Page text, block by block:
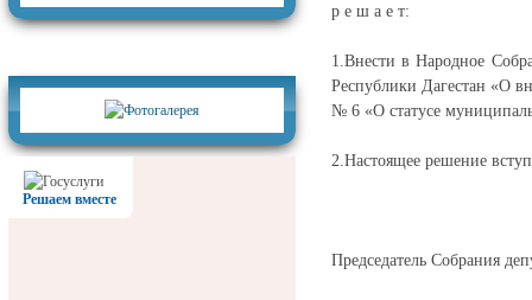
Решаем вместе
р е ш а е т:
1.Внести в Народное
Республики Дагестан «О
№ 6 «О статусе
2.Настоящее решение
Председатель Собрания